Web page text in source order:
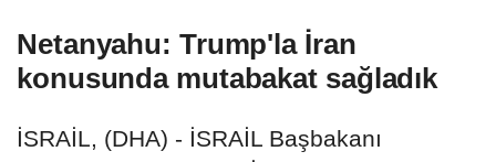
Netanyahu: Trump'la İran
konusunda mutabakat sağladık
İSRAİL, (DHA) - İSRAİL Başbakanı